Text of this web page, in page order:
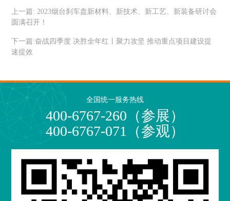
上一篇: 2023烟台刹车盘新材料、新技术、新工艺、新装备研讨会
圆满召开！
下一篇:奋战四季度 决胜全年红丨聚力攻坚 推动重点项目建设提
速提效
全国统一服务热线
400-6767-260（参展）
400-6767-071（参观）